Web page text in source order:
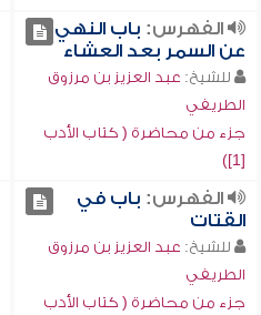
الفهرس: باب النهي
عن السمر بعد العشاء
للشيخ: عبد العزيز بن مرزوق
الطريفي
جزء من محاضرة ( كتاب الأدب
[1])
الفهرس: باب في
القتات
للشيخ: عبد العزيز بن مرزوق
الطريفي
جزء من محاضرة ( كتاب الأدب